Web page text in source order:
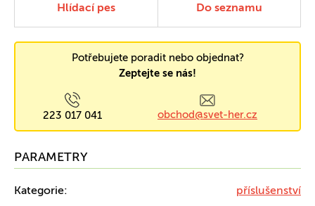
Hlídací pes Do seznamu
Potřebujete poradit nebo objednat?
Zeptejte se nás!
223 017 041 obchod@svet-her.cz
PARAMETRY
Kategorie: příslušenství